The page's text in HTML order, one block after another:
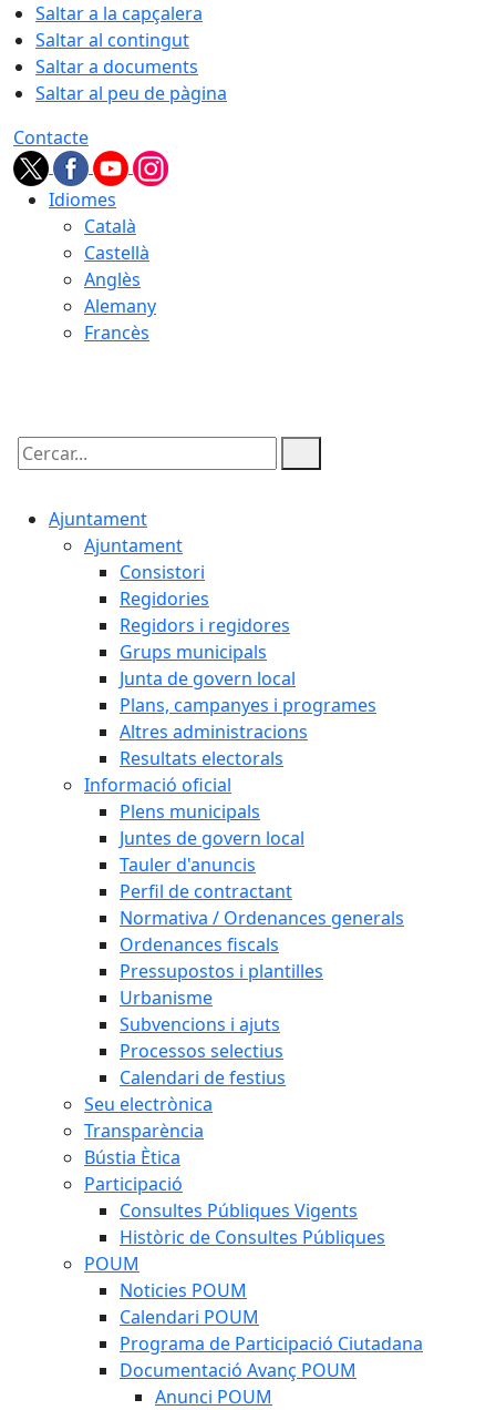
Saltar a la capçalera
Saltar al contingut
Saltar a documents
Saltar al peu de pàgina
Contacte
Idiomes
Català
Castellà
Anglès
Alemany
Francès
Cercar:
Ajuntament
Ajuntament
Consistori
Regidories
Regidors i regidores
Grups municipals
Junta de govern local
Plans, campanyes i programes
Altres administracions
Resultats electorals
Informació oficial
Plens municipals
Juntes de govern local
Tauler d'anuncis
Perfil de contractant
Normativa / Ordenances generals
Ordenances fiscals
Pressupostos i plantilles
Urbanisme
Subvencions i ajuts
Processos selectius
Calendari de festius
Seu electrònica
Transparència
Bústia Ètica
Participació
Consultes Públiques Vigents
Històric de Consultes Públiques
POUM
Noticies POUM
Calendari POUM
Programa de Participació Ciutadana
Documentació Avanç POUM
Anunci POUM